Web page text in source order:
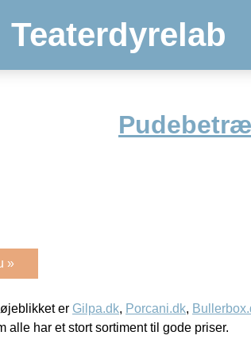
Teaterdyrelab
»
er Gilpa.dk, Porcani.dk,
alle har et stort sortiment til gode priser.